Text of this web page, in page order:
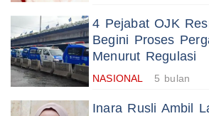
4 Pejabat OJK
Begini Proses
Menurut Regulasi
NASIONAL 5 bulan
Inara Rusli Ambil